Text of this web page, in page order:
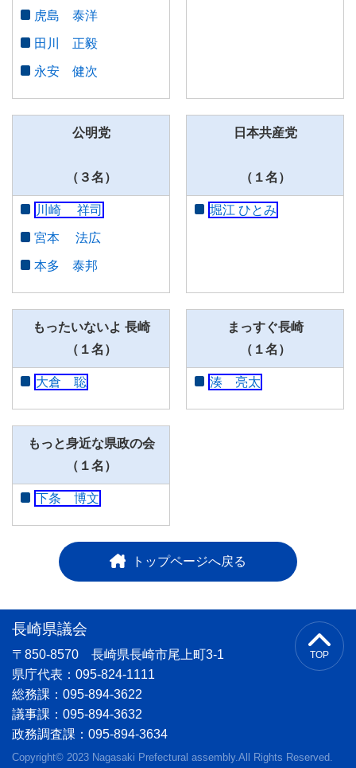
閉（休）会中の活動
長崎県立大学との連携事業
主権者教育
虎島 泰洋
田川 正毅
永安 健次
公明党
（３名）
川崎 祥司
宮本 法広
本多 泰邦
日本共産党
（１名）
堀江 ひとみ
もったいないよ 長崎
（１名）
大倉 聡
まっすぐ長崎
（１名）
湊 亮太
もっと身近な県政の会
（１名）
下条 博文
トップページへ戻る
TOP
長崎県議会
〒850-8570 長崎県長崎市尾上町3-1
県庁代表：095-824-1111
総務課：095-894-3622
議事課：095-894-3632
政務調査課：095-894-3634
Copyright© 2023 Nagasaki Prefectural assembly.All Rights Reserved.